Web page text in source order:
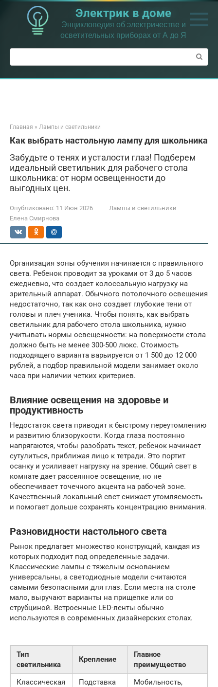
Перейти
контенту
Электрик в доме
Энциклопедия об электричестве и
осветительных приборах от А до Я
Поиск:
Главная » Лампы и светильники
Как выбрать настольную лампу для школьника
Забудьте о тенях и усталости глаз! Подберем
идеальный светильник для рабочего стола
школьника: от норм освещенности до
выгодных цен.
Опубликовано: 11 Июн 2026
Лампы и светильники
Елена Смирнова
Организация зоны обучения начинается с правильного
света. Ребенок проводит за уроками от 3 до 5 часов
ежедневно, что создает колоссальную нагрузку на
зрительный аппарат. Обычного потолочного освещения
недостаточно, так как оно создает глубокие тени от
головы и плеч ученика. Чтобы понять, как выбрать
светильник для рабочего стола школьника, нужно
учитывать нормы освещенности: на поверхности стола
должно быть не менее 300-500 люкс. Стоимость
подходящего варианта варьируется от 1 500 до 12 000
рублей, а подбор правильной модели занимает около
часа при наличии четких критериев.
Влияние освещения на здоровье и
продуктивность
Недостаток света приводит к быстрому переутомлению
и развитию близорукости. Когда глаза постоянно
напрягаются, чтобы разобрать текст, ребенок начинает
сутулиться, приближая лицо к тетради. Это портит
осанку и усиливает нагрузку на зрение. Общий свет в
комнате дает рассеянное освещение, но не
обеспечивает точечного акцента на рабочей зоне.
Качественный локальный свет снижает утомляемость
и помогает дольше сохранять концентрацию внимания.
Разновидности настольного света
Рынок предлагает множество конструкций, каждая из
которых подходит под определенные задачи.
Классические лампы с тяжелым основанием
универсальны, а светодиодные модели считаются
самыми безопасными для глаз. Если места на столе
мало, выручают варианты на прищепке или со
струбциной. Встроенные LED-ленты обычно
используются в современных дизайнерских столах.
Тип
светильника
Крепление
Главное
преимущество
Классическая
Подставка
Мобильность,